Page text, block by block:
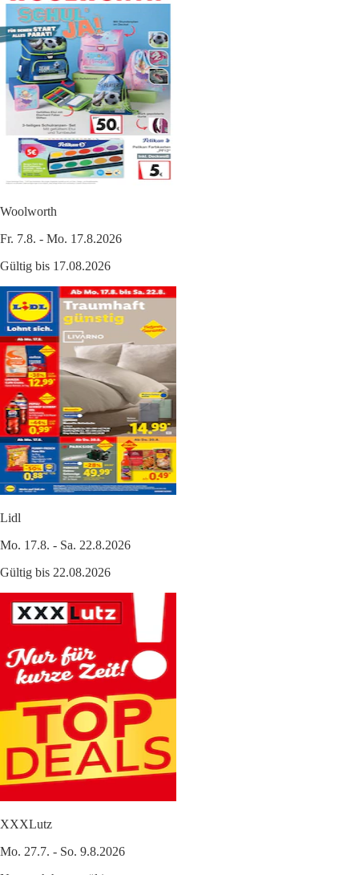
Woolworth
Fr. 7.8. - Mo. 17.8.2026
Gültig bis 17.08.2026
Lidl
Mo. 17.8. - Sa. 22.8.2026
Gültig bis 22.08.2026
XXXLutz
Mo. 27.7. - So. 9.8.2026